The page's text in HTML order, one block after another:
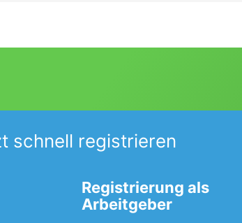
schnell registrieren
Registrierung als
Arbeitgeber